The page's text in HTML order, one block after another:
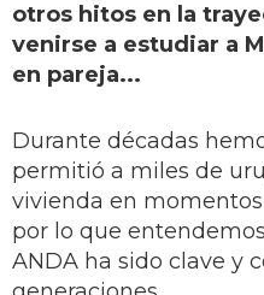
otros hitos en la
venirse a estudiar a
en pareja...
Durante décadas
permitió a miles de
vivienda en
por lo que
ANDA ha sido clave y